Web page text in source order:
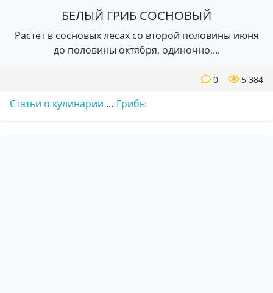
БЕЛЫЙ ГРИБ СОСНОВЫЙ
Растет в сосновых лесах со второй половины июня
до половины октября, одиночно,...
5 384
0
Статьи о кулинарии … Грибы